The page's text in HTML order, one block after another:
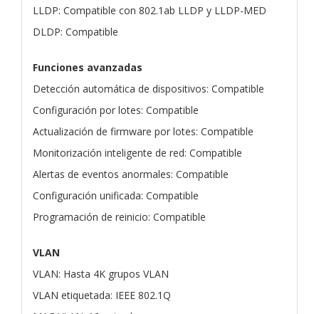
LLDP: Compatible con 802.1ab LLDP y LLDP-MED
DLDP: Compatible
Funciones avanzadas
Detección automática de dispositivos: Compatible
Configuración por lotes: Compatible
Actualización de firmware por lotes: Compatible
Monitorización inteligente de red: Compatible
Alertas de eventos anormales: Compatible
Configuración unificada: Compatible
Programación de reinicio: Compatible
VLAN
VLAN: Hasta 4K grupos VLAN
VLAN etiquetada: IEEE 802.1Q